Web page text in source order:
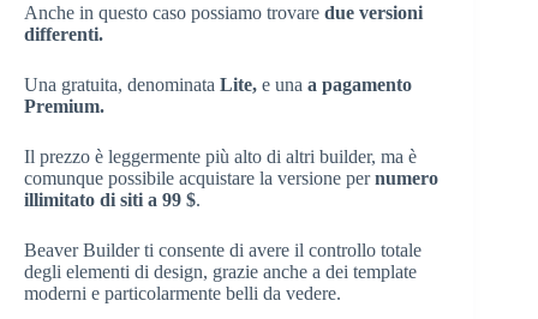
Anche in questo caso possiamo trovare due versioni
differenti.
Una gratuita, denominata Lite, e una a pagamento
Premium.
Il prezzo è leggermente più alto di altri builder, ma è
comunque possibile acquistare la versione pernumero
illimitato di siti a 99 $.
Beaver Builder ti consente di avere il controllo totale
degli elementi di design, grazie anche a dei template
moderni e particolarmente belli da vedere.